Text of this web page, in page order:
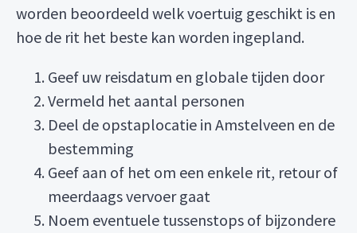
worden beoordeeld welk voertuig geschikt is en
hoe de rit het beste kan worden ingepland.
Geef uw reisdatum en globale tijden door
Vermeld het aantal personen
Deel de opstaplocatie in Amstelveen en de
bestemming
Geef aan of het om een enkele rit, retour of
meerdaags vervoer gaat
Noem eventuele tussenstops of bijzondere